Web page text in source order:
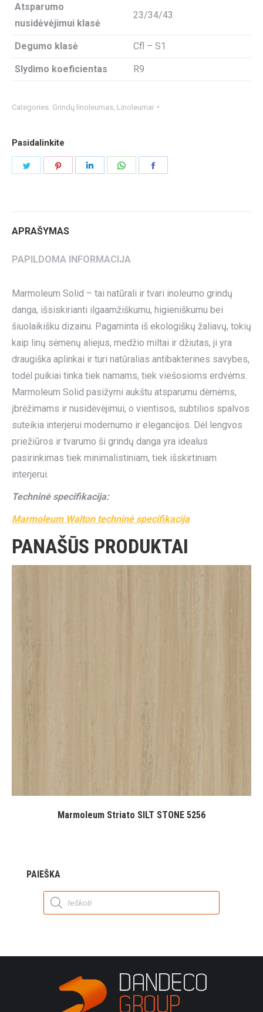
Atsparumo
nusidėvėjimui klasė
23/34/43
Degumo klasė Cfl – S1
Slydimo koeficientas R9
Categories: Grindų linoleumas Linoleumai
Pasidalinkite
APRAŠYMAS
PAPILDOMA INFORMACIJA
Marmoleum Solid – tai natūrali ir tvari inoleumo grindų
danga, išsiskirianti ilgaamžiškumu, higieniškumu bei
šiuolaikišku dizainu. Pagaminta iš ekologiškų žaliavų, tokių
kaip linų sėmenų aliejus, medžio miltai ir džiutas, ji yra
draugiška aplinkai ir turi natūralias antibakterines savybes,
todėl puikiai tinka tiek namams, tiek viešosioms erdvėms.
Marmoleum Solid pasižymi aukštu atsparumu dėmėms,
įbrėžimams ir nusidėvėjimui, o vientisos, subtilios spalvos
suteikia interjerui modernumo ir elegancijos. Dėl lengvos
priežiūros ir tvarumo ši grindų danga yra idealus
pasirinkimas tiek minimalistiniam, tiek išskirtiniam
interjerui.
Techninė specifikacija:
Marmoleum Walton techninė specifikacija
PANAŠŪS PRODUKTAI
Marmoleum Striato SILT STONE 5256
PAIEŠKA
Products
search